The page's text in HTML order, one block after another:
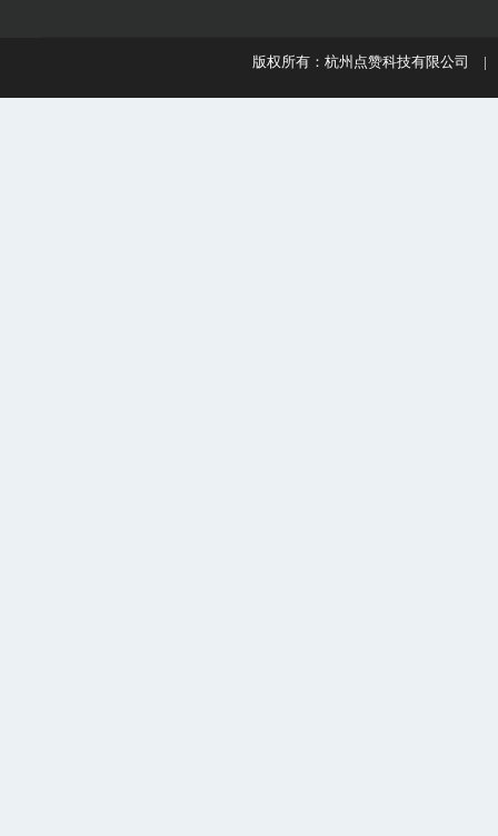
版权所有：杭州点赞科技有限公司